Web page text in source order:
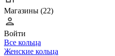
Магазины (22)
Войти
Все кольца
Женские кольца